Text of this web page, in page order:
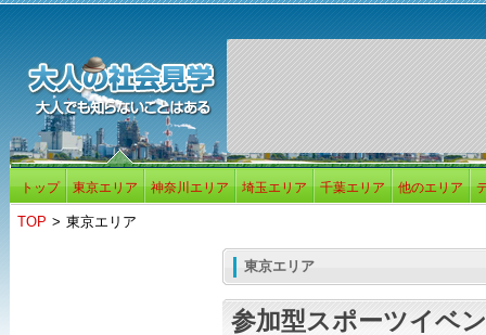
トップ 東京エリア 神奈川エリア 埼玉エリア 千葉エリア 他のエリア
TOP > 東京エリア
東京エリア
参加型スポーツイベ